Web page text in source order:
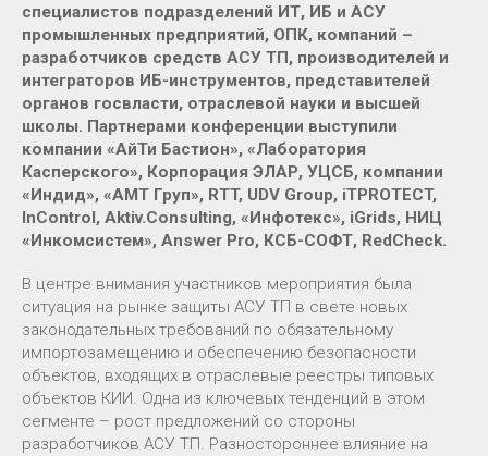
специалистов подразделений ИТ, ИБ и АСУ
промышленных предприятий, ОПК, компаний –
разработчиков средств АСУ ТП, производителей и
интеграторов ИБ-инструментов, представителей
органов госвласти, отраслевой науки и высшей
школы. Партнерами конференции выступили
компании «АйТи Бастион», «Лаборатория
Касперского», Корпорация ЭЛАР, УЦСБ, компании
«Индид», «АМТ Груп», RTT, UDV Group, iTPROTECT,
InControl, Aktiv.Consulting, «Инфотекс», iGrids, НИЦ
«Инкомсистем», Answer Pro, КСБ-СОФТ, RedCheck.
В центре внимания участников мероприятия была
ситуация на рынке защиты АСУ ТП в свете новых
законодательных требований по обязательному
импортозамещению и обеспечению безопасности
объектов, входящих в отраслевые реестры типовых
объектов КИИ. Одна из ключевых тенденций в этом
сегменте – рост предложений со стороны
разработчиков АСУ ТП. Разностороннее влияние на